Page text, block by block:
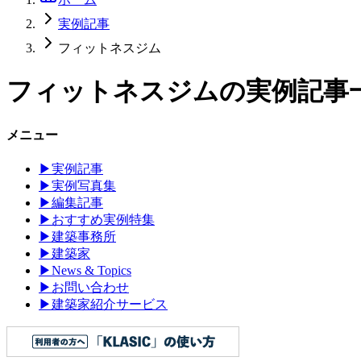
実例記事
フィットネスジム
フィットネスジムの実例記事
メニュー
▶実例記事
▶実例写真集
▶編集記事
▶ おすすめ実例特集
▶建築事務所
▶建築家
▶News & Topics
▶ お問い合わせ
▶建築家紹介サービス